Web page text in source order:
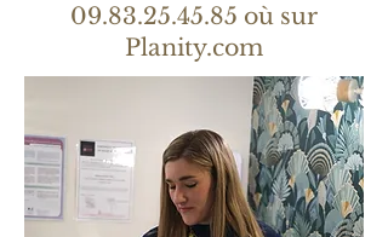
09.83.25.45.85 où sur
Planity.com